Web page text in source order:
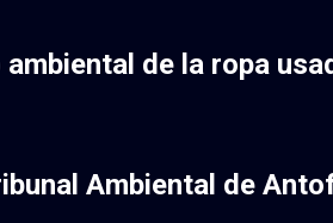
de la ropa
Ambiental de